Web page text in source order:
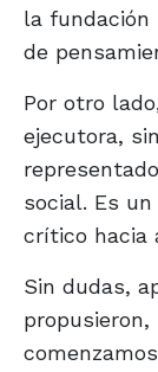
la fundación
de
Por otro
ejecutora,
social. Es
crítico hacia
Sin dudas,
propusieron,